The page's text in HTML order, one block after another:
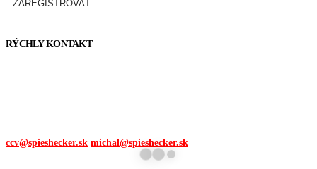
RÝCHLY KONTAKT
ccv@spieshecker.sk michal@spieshecker.sk